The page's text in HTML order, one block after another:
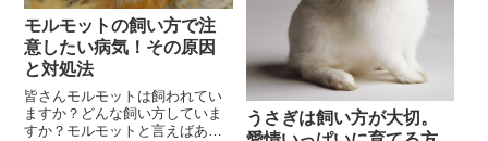
モルモットの飼い方で注
意したい病気！その原因
と対処法
皆さんモルモットは飼われてい
ますか？どんな飼い方していま
すか？モルモットと言えばあの
うさぎは飼い方が大切。